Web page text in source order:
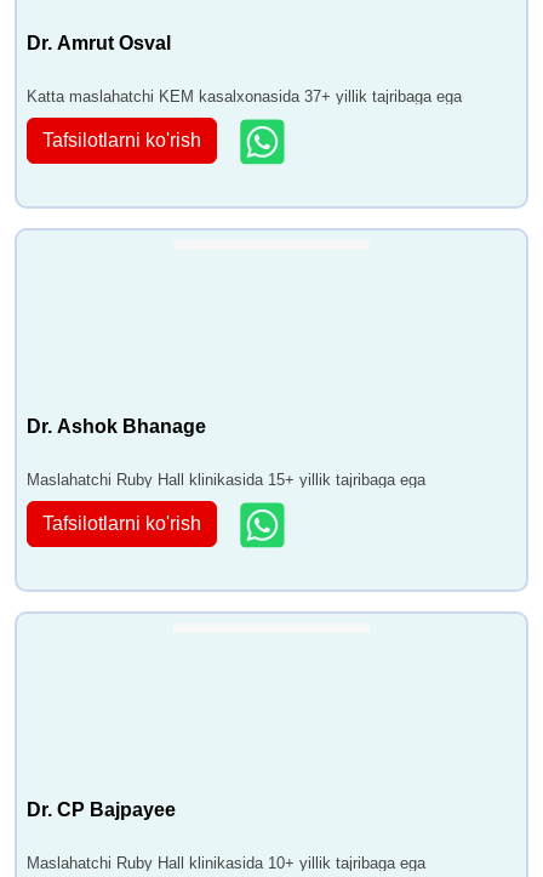
Dr. Amrut Osval
Katta maslahatchi KEM kasalxonasida 37+ yillik tajribaga ega
Tafsilotlarni ko'rish
Dr. Ashok Bhanage
Maslahatchi Ruby Hall klinikasida 15+ yillik tajribaga ega
Tafsilotlarni ko'rish
Dr. CP Bajpayee
Maslahatchi Ruby Hall klinikasida 10+ yillik tajribaga ega